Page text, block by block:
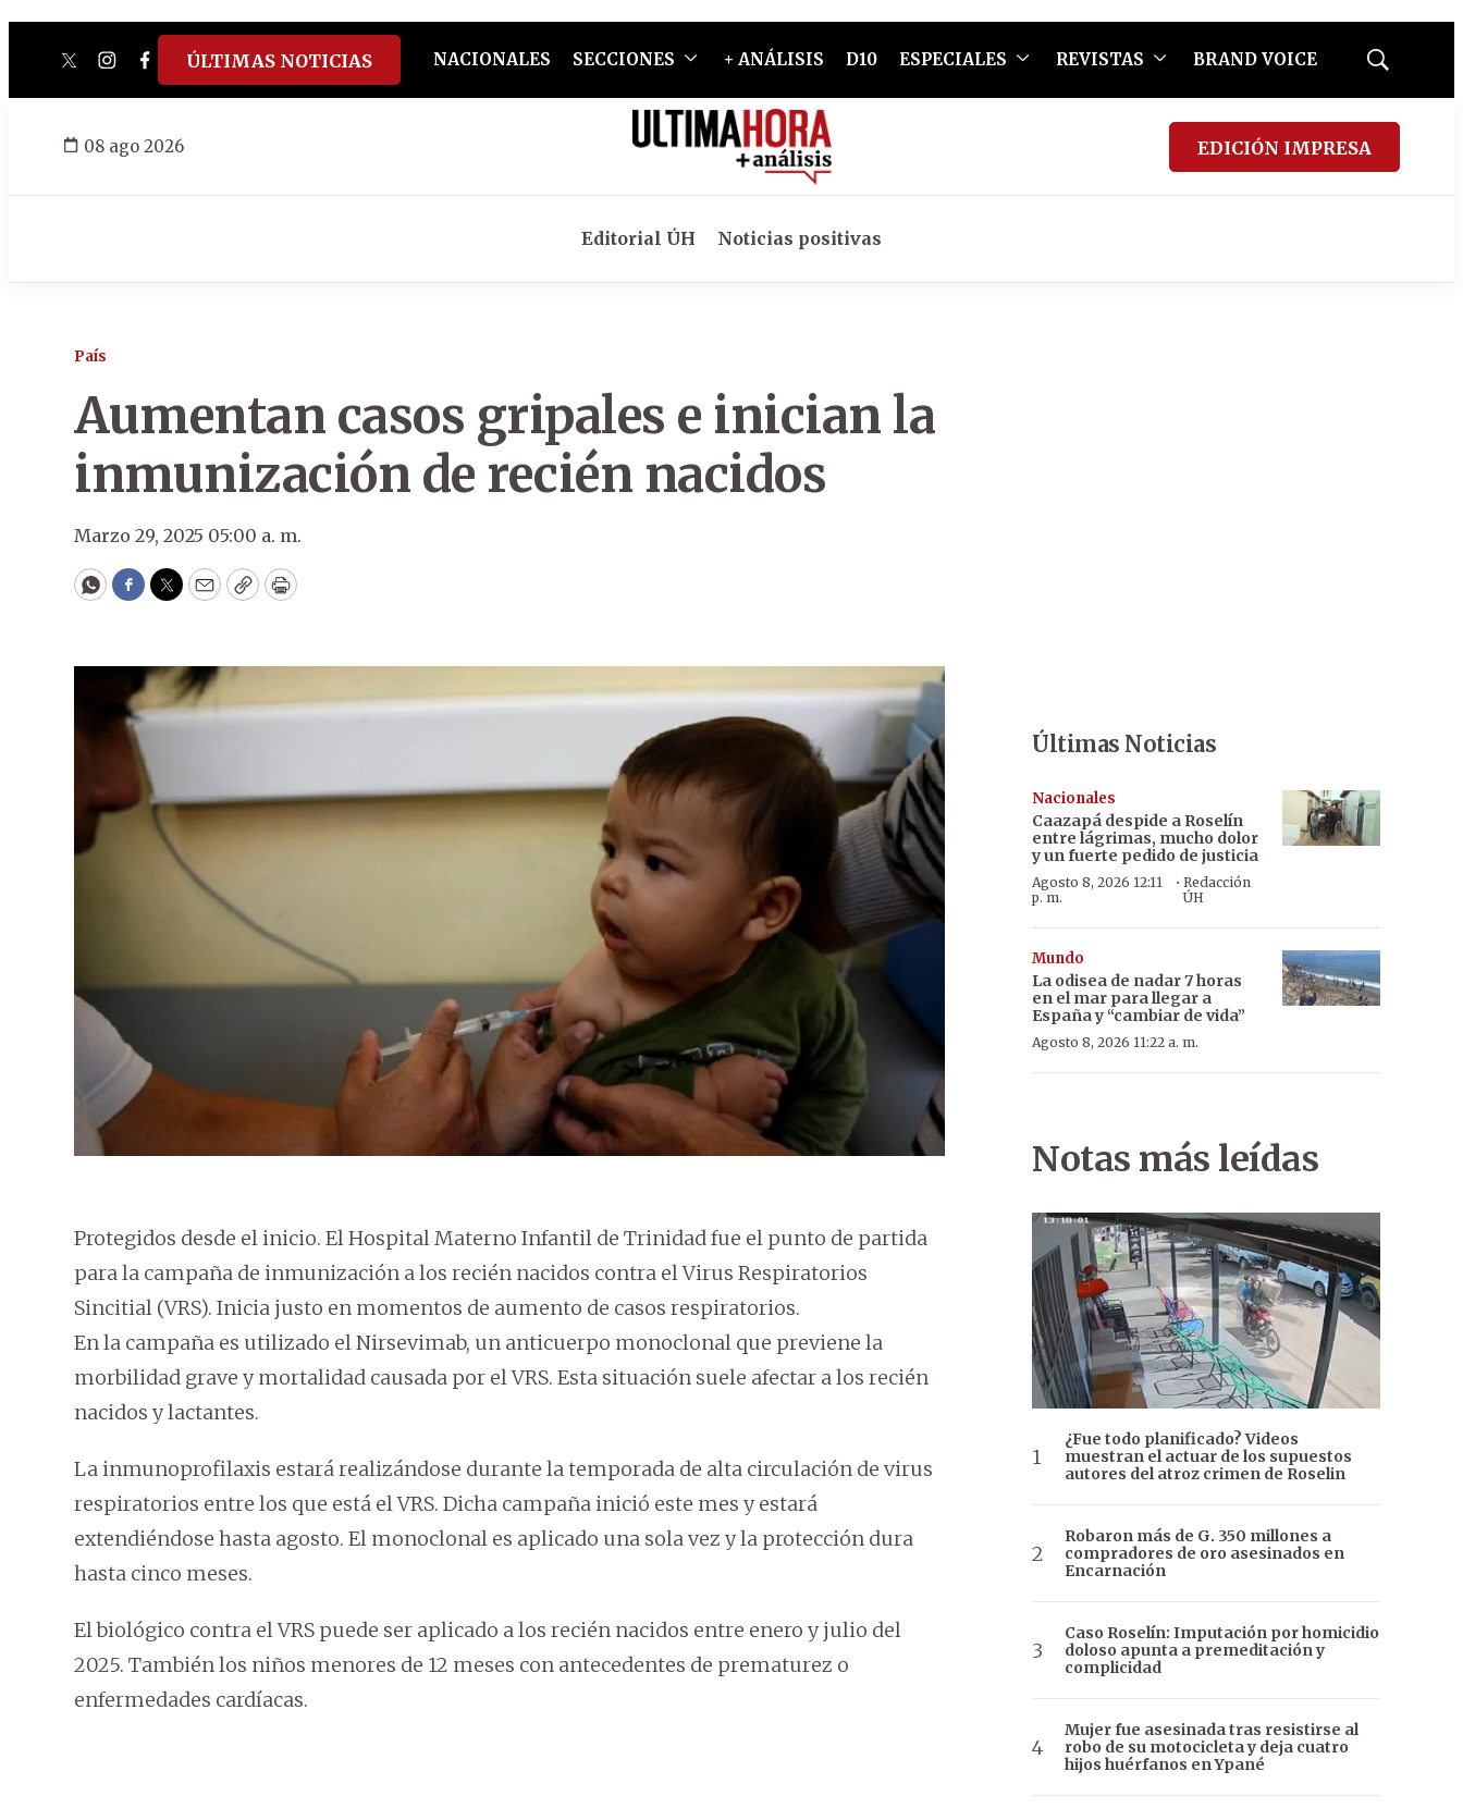
twitterinstagram
facebook
tiktokyoutube
spotify
ÚLTIMAS NOTICIAS NACIONALES SECCIONES + ANÁLISIS D10 ESPECIALES REVISTAS BRAND VOICE
Mostrar
08 ago 2026 EDICIÓN IMPRESA
Editorial ÚH Noticias positivas
País
Aumentan casos gripales e inician la
inmunización de recién nacidos
Marzo 29, 2025 05:00 a. m.
WhatsApp
Facebook
Twitter
EmailCopyPrint
Protegidos desde el inicio. El Hospital Materno Infantil de Trinidad fue el punto de partida
para la campaña de inmunización a los recién nacidos contra el Virus Respiratorios
Sincitial (VRS). Inicia justo en momentos de aumento de casos respiratorios.
En la campaña es utilizado el Nirsevimab, un anticuerpo monoclonal que previene la
morbilidad grave y mortalidad causada por el VRS. Esta situación suele afectar a los recién
nacidos y lactantes.
La inmunoprofilaxis estará realizándose durante la temporada de alta circulación de virus
respiratorios entre los que está el VRS. Dicha campaña inició este mes y estará
extendiéndose hasta agosto. El monoclonal es aplicado una sola vez y la protección dura
hasta cinco meses.
El biológico contra el VRS puede ser aplicado a los recién nacidos entre enero y julio del
2025. También los niños menores de 12 meses con antecedentes de prematurez o
enfermedades cardíacas.
Últimas Noticias
Nacionales
Caazapá despide a Roselín
entre lágrimas, mucho dolor
y un fuerte pedido de justicia
Agosto 8, 2026 12:11
p. m.
· Redacción
ÚH
Mundo
La odisea de nadar 7 horas
en el mar para llegar a
España y “cambiar de vida”
Agosto 8, 2026 11:22 a. m.
Notas más leídas
¿Fue todo planificado? Videos
muestran el actuar de los supuestos
autores del atroz crimen de Roselin
Robaron más de G. 350 millones a
compradores de oro asesinados en
Encarnación
Caso Roselín: Imputación por homicidio
doloso apunta a premeditación y
complicidad
Mujer fue asesinada tras resistirse al
robo de su motocicleta y deja cuatro
hijos huérfanos en Ypané